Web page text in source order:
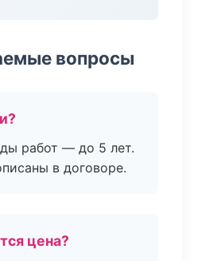
вопросы
работ — до 5 лет.
в договоре.
цена?